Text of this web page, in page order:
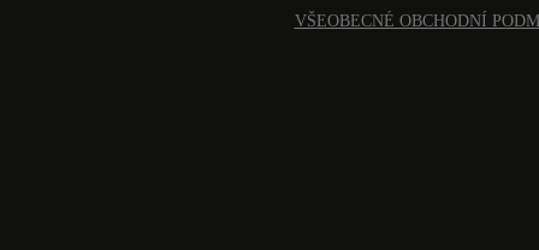
VŠEOBECNÉ OBCHODNÍ